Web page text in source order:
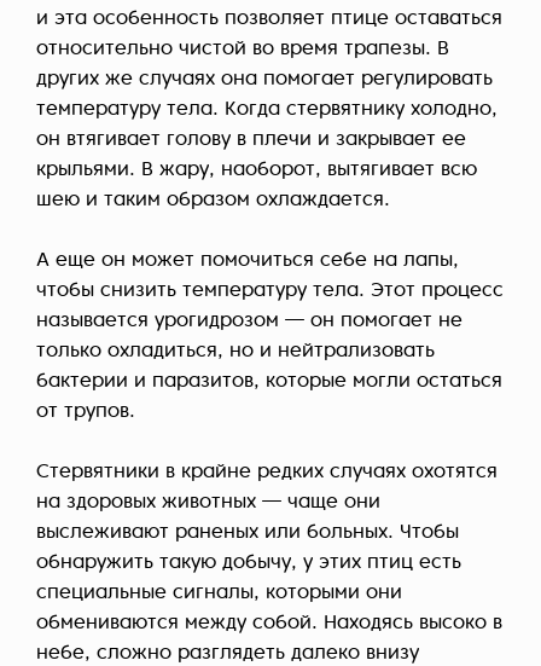
и эта особенность позволяет птице оставаться
относительно чистой во время трапезы. В
других же случаях она помогает регулировать
температуру тела. Когда стервятнику холодно,
он втягивает голову в плечи и закрывает ее
крыльями. В жару, наоборот, вытягивает всю
шею и таким образом охлаждается.
А еще он может помочиться себе на лапы,
чтобы снизить температуру тела. Этот процесс
называется урогидрозом — он помогает не
только охладиться, но и нейтрализовать
бактерии и паразитов, которые могли остаться
от трупов.
Стервятники в крайне редких случаях охотятся
на здоровых животных — чаще они
выслеживают раненых или больных. Чтобы
обнаружить такую добычу, у этих птиц есть
специальные сигналы, которыми они
обмениваются между собой. Находясь высоко в
небе, сложно разглядеть далеко внизу